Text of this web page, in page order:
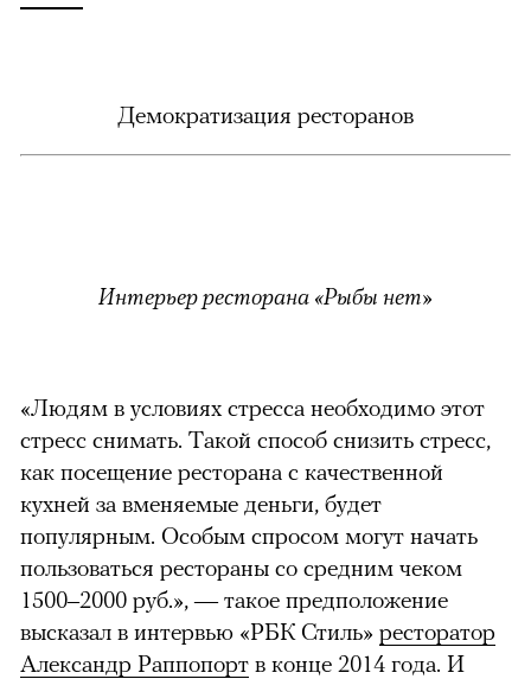
Демократизация ресторанов
Интерьер ресторана «Рыбы нет»
«Людям в условиях стресса необходимо этот
стресс снимать. Такой способ снизить стресс,
как посещение ресторана с качественной
кухней за вменяемые деньги, будет
популярным. Особым спросом могут начать
пользоваться рестораны со средним чеком
1500–2000 руб.», — такое предположение
высказал в интервью «РБК Стиль» ресторатор
Александр Раппопорт в конце 2014 года. И